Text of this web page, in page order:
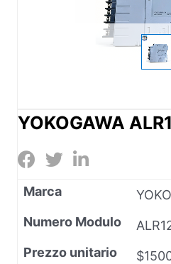
YOKOGAWA
Marca
Numero Modulo
Prezzo unitario